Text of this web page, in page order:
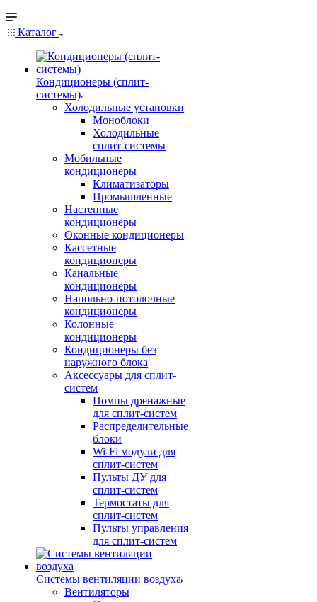
Каталог
Кондиционеры (сплит-
системы)
Холодильные установки
Моноблоки
Холодильные
сплит-системы
Мобильные
кондиционеры
Климатизаторы
Промышленные
Настенные
кондиционеры
Оконные кондиционеры
Кассетные
кондиционеры
Канальные
кондиционеры
Напольно-потолочные
кондиционеры
Колонные
кондиционеры
Кондиционеры без
наружного блока
Аксессуары для сплит-
систем
Помпы дренажные
для сплит-систем
Распределительные
блоки
Wi-Fi модули для
сплит-систем
Пульты ДУ для
сплит-систем
Термостаты для
сплит-систем
Пульты управления
для сплит-систем
Системы вентиляции воздуха
Вентиляторы